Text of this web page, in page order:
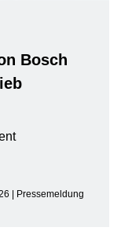
Bosch
| Pressemeldung